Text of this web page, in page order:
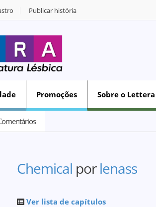
Publicar história
Promoções Sobre o Lettera
Chemical porlenass
Ver lista de capítulos